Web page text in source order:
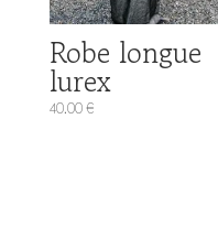
Robe longue
lurex
40.00€